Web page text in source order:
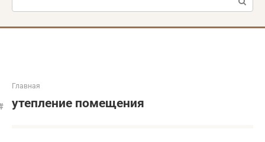
Главная
утепление помещения